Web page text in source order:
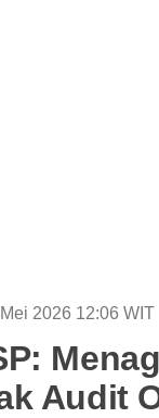
Mei 2026 12:06 WIT
Audit